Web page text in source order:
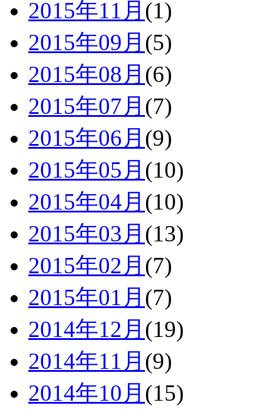
2015年11月 (1)
2015年09月 (5)
2015年08月 (6)
2015年07月 (7)
2015年06月 (9)
2015年05月 (10)
2015年04月 (10)
2015年03月 (13)
2015年02月 (7)
2015年01月 (7)
2014年12月 (19)
2014年11月 (9)
2014年10月 (15)